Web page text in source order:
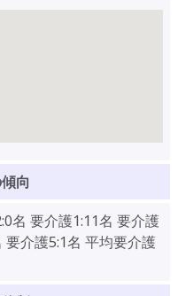
向
名 要介護1:11名 要介護
要介護5:1名 平均要介護